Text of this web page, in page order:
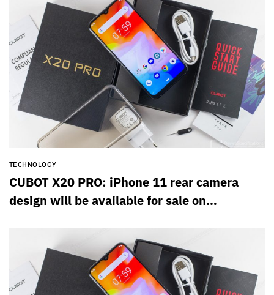
TECHNOLOGY
CUBOT X20 PRO: iPhone 11 rear camera
design will be available for sale on